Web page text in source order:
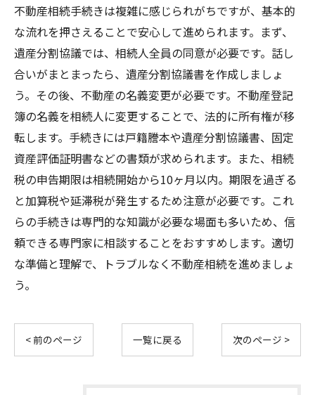
不動産相続手続きは複雑に感じられがちですが、基本的
な流れを押さえることで安心して進められます。まず、
遺産分割協議では、相続人全員の同意が必要です。話し
合いがまとまったら、遺産分割協議書を作成しましょ
う。その後、不動産の名義変更が必要です。不動産登記
簿の名義を相続人に変更することで、法的に所有権が移
転します。手続きには戸籍謄本や遺産分割協議書、固定
資産評価証明書などの書類が求められます。また、相続
税の申告期限は相続開始から10ヶ月以内。期限を過ぎる
と加算税や延滞税が発生するため注意が必要です。これ
らの手続きは専門的な知識が必要な場面も多いため、信
頼できる専門家に相談することをおすすめします。適切
な準備と理解で、トラブルなく不動産相続を進めましょ
う。
< 前のページ 一覧に戻る 次のページ >